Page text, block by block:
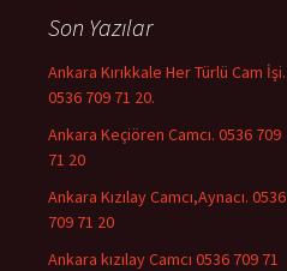
Son Yazılar
Ankara Kırıkkale Her Türlü Cam İşi.
0536 709 71 20.
Ankara Keçiören Camcı. 0536 709
71 20
Ankara Kızılay Camcı,Aynacı. 0536
709 71 20
Ankara kızılay Camcı 0536 709 71